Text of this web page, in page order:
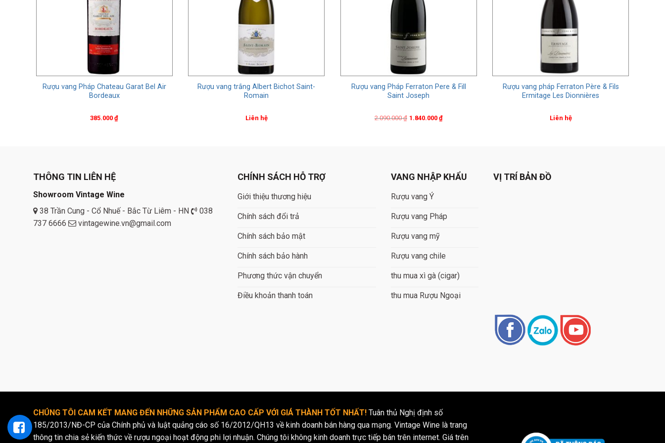
Rượu vang Pháp Chateau Garat Bel Air
Bordeaux
385.000₫
Rượu vang trắng Albert Bichot Saint-
Romain
Liên hệ
Rượu vang Pháp Ferraton Pere & Fill
Saint Joseph
2.090.000₫
Original
1.840.000 ₫
Current
Rượu vang pháp Ferraton Père & Fils
Ermitage Les Dionnières
Liên hệ
THÔNG TIN LIÊN HỆ
Showroom Vintage Wine
38 Trần Cung - Cổ Nhuế - Bắc Từ Liêm - HN
038
737 6666
vintagewine.vn@gmail.com
CHÍNH SÁCH HỖ TRỢ
Giới thiệu thương hiệu
Chính sách đổi trả
Chính sách bảo mật
Chính sách bảo hành
Phương thức vận chuyển
Điều khoản thanh toán
VANG NHẬP KHẨU
Rượu vang Ý
Rượu vang Pháp
Rượu vang mỹ
Rượu vang chile
thu mua xì gà (cigar)
thu mua Rượu Ngoại
VỊ TRÍ BẢN ĐỒ
CHÚNG TÔI CAM KẾT MANG ĐẾN NHỮNG SẢN PHẨM CAO CẤP VỚI GIÁ THÀNH TỐT NHẤT! Tuân thủ Nghị định số
185/2013/NĐ-CP của Chính phủ và luật quảng cáo số 16/2012/QH13 về kinh doanh bán hàng qua mạng. Vintage Wine là trang
thông tin chia sẻ kiến thức về rượu ngoại hoạt động phi lợi nhuận. Chúng tôi không kinh doanh trực tiếp bán trên internet. Giá trên